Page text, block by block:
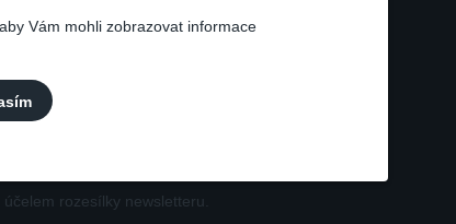
a slevy!
účelem rozesílky newsletteru.
Vám mohli zobrazovat informace